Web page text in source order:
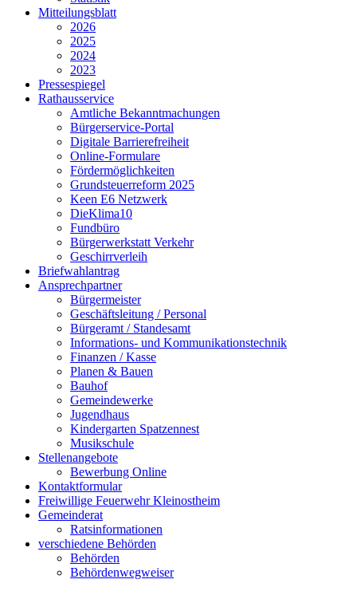
Mitteilungsblatt
2026
2025
2024
2023
Pressespiegel
Rathausservice
Amtliche Bekanntmachungen
Bürgerservice-Portal
Digitale Barrierefreiheit
Online-Formulare
Fördermöglichkeiten
Grundsteuerreform 2025
Keen E6 Netzwerk
DieKlima10
Fundbüro
Bürgerwerkstatt Verkehr
Geschirrverleih
Briefwahlantrag
Ansprechpartner
Bürgermeister
Geschäftsleitung / Personal
Bürgeramt / Standesamt
Informations- und Kommunikationstechnik
Finanzen / Kasse
Planen & Bauen
Bauhof
Gemeindewerke
Jugendhaus
Kindergarten Spatzennest
Musikschule
Stellenangebote
Bewerbung Online
Kontaktformular
Freiwillige Feuerwehr Kleinostheim
Gemeinderat
Ratsinformationen
verschiedene Behörden
Behörden
Behördenwegweiser